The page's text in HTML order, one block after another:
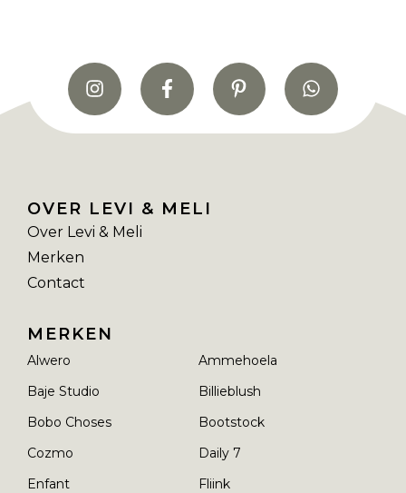
OVER LEVI & MELI
Over Levi & Meli
Merken
Contact
MERKEN
Alwero
Ammehoela
Baje Studio
Billieblush
Bobo Choses
Bootstock
Cozmo
Daily 7
Enfant
Fliink